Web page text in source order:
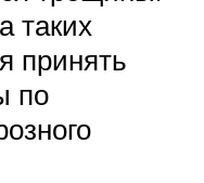
таких
принять
по